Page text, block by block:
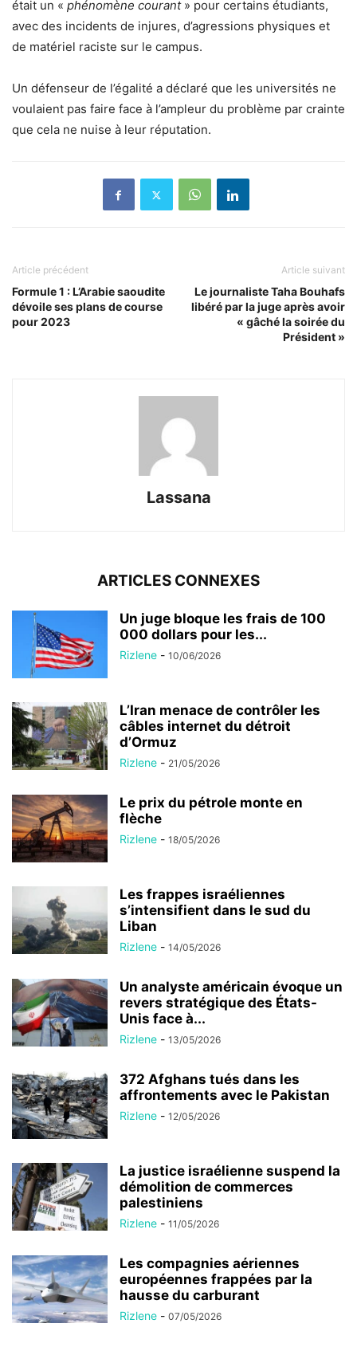
était un « phénomène courant» pour certains étudiants,
avec des incidents de injures, d’agressions physiques et
de matériel raciste sur le campus.
Un défenseur de l’égalité a déclaré que les universités ne
voulaient pas faire face à l’ampleur du problème par crainte
que cela ne nuise à leur réputation.
Article précédent
Formule 1 : L’Arabie saoudite
dévoile ses plans de course
pour 2023
Article suivant
Le journaliste Taha Bouhafs
libéré par la juge après avoir
« gâché la soirée du
Président »
Lassana
ARTICLES CONNEXES
Un juge bloque les frais de 100
000 dollars pour les...
Rizlene - 10/06/2026
L’Iran menace de contrôler les
câbles internet du détroit
d’Ormuz
Rizlene - 21/05/2026
Le prix du pétrole monte en
flèche
Rizlene - 18/05/2026
Les frappes israéliennes
s’intensifient dans le sud du
Liban
Rizlene - 14/05/2026
Un analyste américain évoque un
revers stratégique des États-
Unis face à...
Rizlene - 13/05/2026
372 Afghans tués dans les
affrontements avec le Pakistan
Rizlene - 12/05/2026
La justice israélienne suspend la
démolition de commerces
palestiniens
Rizlene - 11/05/2026
Les compagnies aériennes
européennes frappées par la
hausse du carburant
Rizlene - 07/05/2026